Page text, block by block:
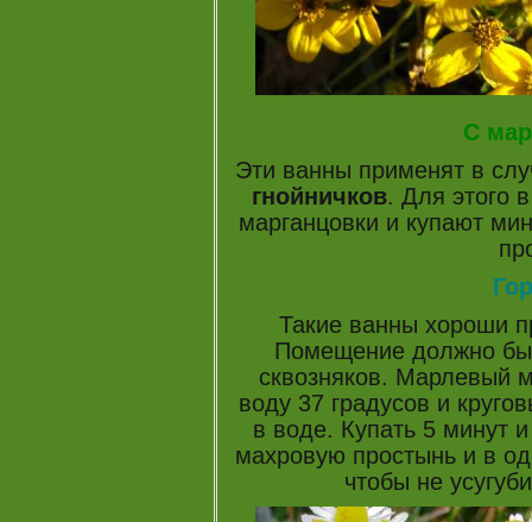
С
Эти ванны применят в
гнойничков. Для этого
марганцовки и купают
Такие ванны хороши
Помещение должно
сквозняков. Марлевый
воду 37 градусов и
в воде. Купать 5 минут
махровую простынь и в
чтобы не